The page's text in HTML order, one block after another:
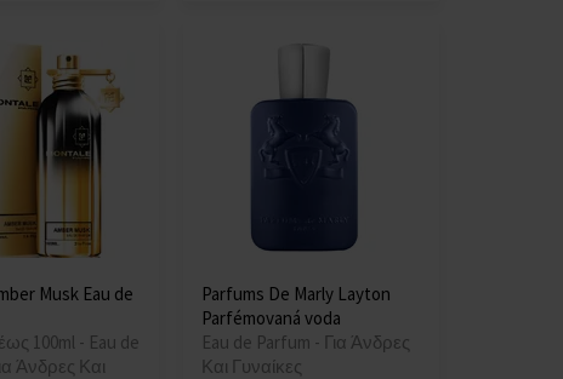
Musk Eau de
100ml - Eau de
Άνδρες Και
Parfums De Marly Layton
Parfémovaná voda
Eau de Parfum - Για Άνδρες
Και Γυναίκες